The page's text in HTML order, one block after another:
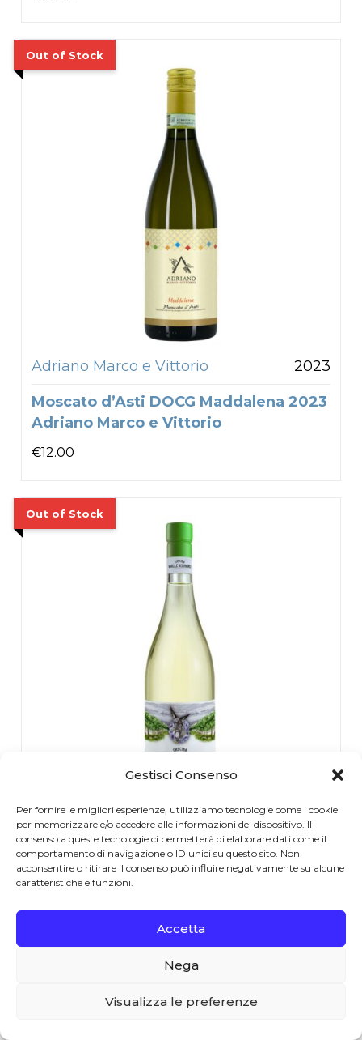
Gestisci Consenso
Per fornire le migliori esperienze, utilizziamo tecnologie come i cookie
per memorizzare e/o accedere alle informazioni del dispositivo. Il
consenso a queste tecnologie ci permetterà di elaborare dati come il
comportamento di navigazione o ID unici su questo sito. Non
acconsentire o ritirare il consenso può influire negativamente su alcune
caratteristiche e funzioni.
Accetta
Nega
Visualizza le preferenze
Adriano Marco e Vittorio
2023
Moscato d’Asti DOCG Maddalena 2023
Adriano Marco e Vittorio
€12.00
Cascina Valle Asinari
2022
Moscato d’Asti DOCG 2022 Cascina
Valle Asinari
€12.90